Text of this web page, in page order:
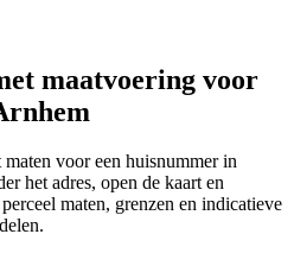
maatvoering voor
voor een huisnummer in
het adres, open de kaart en
maten, grenzen en indicatieve